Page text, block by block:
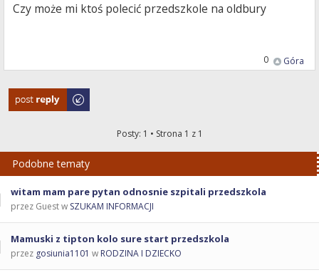
Czy może mi ktoś polecić przedszkole na oldbury
Góra
0
Odpowiedz
Posty: 1 • Strona 1 z 1
Podobne tematy
witam mam pare pytan odnosnie szpitali przedszkola
przez Guest w SZUKAM INFORMACJI
Mamuski z tipton kolo sure start przedszkola
przez gosiunia1101 w RODZINA I DZIECKO